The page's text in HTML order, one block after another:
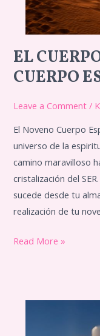
EL
CUERPO
Leave a Comment /
El Noveno Cuerpo
universo de la
camino maravilloso
cristalización del
sucede desde tu
realización de tu
El
Cuerpo
Noveno
Read More »